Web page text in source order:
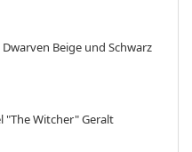
Beige und Schwarz
"The Witcher" Geralt